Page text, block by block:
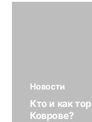
Новости
Кто и как
Коврове?